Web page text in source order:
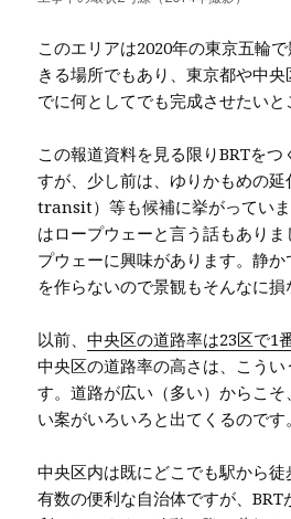
このエリアは2020年の東京五輪
きる場所でもあり、東京都や中
でに何としてでも完成させたいと
この報道資料を見る限りBRTを
すが、少し前は、ゆりかもめの
transit）等も候補に挙がってい
はロープウェーと言う話もあり
プウェーに興味があります。静
を作らないので景観もそんなに損
以前、中央区の道路率は23区で1
中央区の道路率の高さは、こう
す。道路が広い（多い）からこ
い案がいろいろと出てくるのです。
中央区内は既にどこでも駅から
有数の便利な自治体ですが、